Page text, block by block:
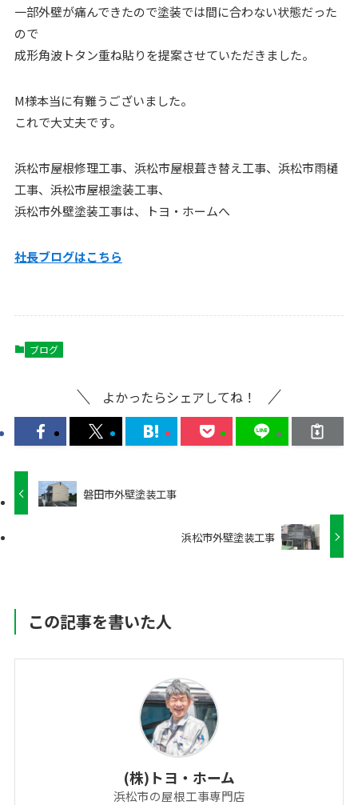
一部外壁が痛んできたので塗装では間に合わない状態だった
ので
成形角波トタン重ね貼りを提案させていただきました。
M様本当に有難うございました。
これで大丈夫です。
浜松市屋根修理工事、浜松市屋根葺き替え工事、浜松市雨樋
工事、浜松市屋根塗装工事、
浜松市外壁塗装工事は、トヨ・ホームへ
社長ブログはこちら
ブログ
よかったらシェアしてね！
磐田市外壁塗装工事
浜松市外壁塗装工事
この記事を書いた人
(株)トヨ・ホーム
浜松市の屋根工事専門店